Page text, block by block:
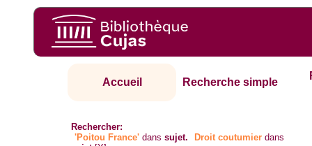
Accueil Recherche simple
Rechercher:
'Poitou France' danssujet. Droit coutumier dans